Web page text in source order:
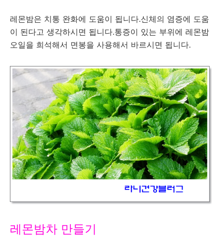
레몬밤은 치통 완화에 도움이 됩니다.신체의 염증에 도움
이 된다고 생각하시면 됩니다.통증이 있는 부위에 레몬밤
오일을 희석해서 면봉을 사용해서 바르시면 됩니다.
레몬밤차 만들기